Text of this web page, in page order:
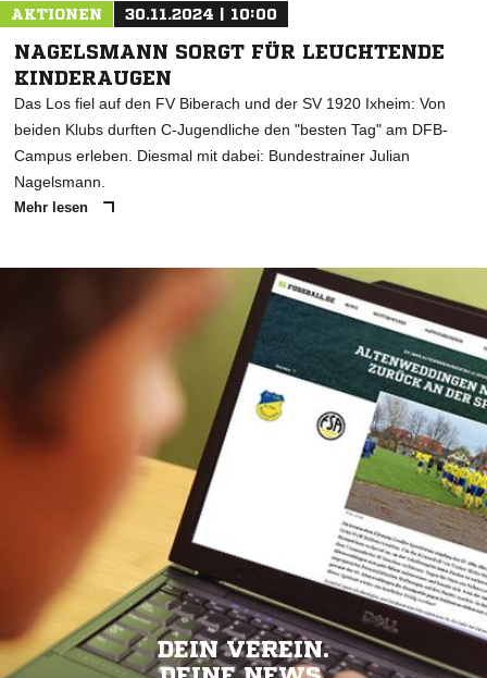
AKTIONEN 30.11.2024 | 10:00
NAGELSMANN SORGT FÜR LEUCHTENDE
KINDERAUGEN
Das Los fiel auf den FV Biberach und der SV 1920 Ixheim: Von
beiden Klubs durften C-Jugendliche den "besten Tag" am DFB-
Campus erleben. Diesmal mit dabei: Bundestrainer Julian
Nagelsmann.
Mehr lesen
DEIN VEREIN.